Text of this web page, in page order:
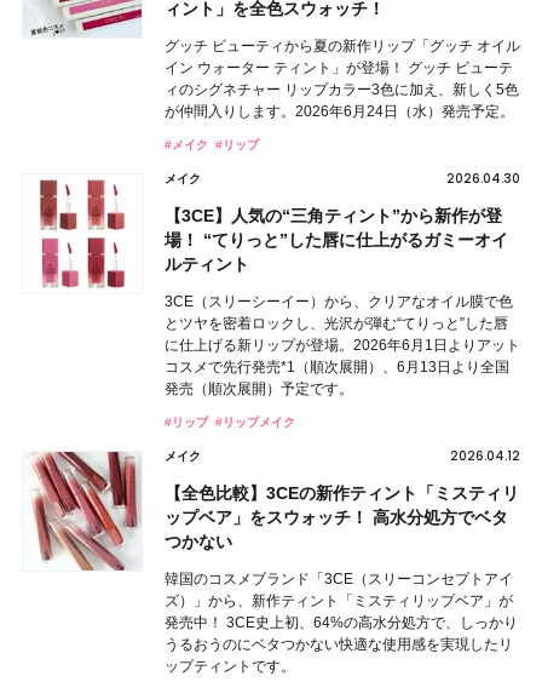
ィント」を全色スウォッチ！
グッチ ビューティから夏の新作リップ「グッチ オイル
イン ウォーター ティント」が登場！ グッチ ビューテ
ィのシグネチャー リップカラー3色に加え、新しく5色
が仲間入りします。2026年6月24日（水）発売予定。
#メイク #リップ
メイク 2026.04.30
【3CE】人気の“三角ティント”から新作が登
場！ “てりっと”した唇に仕上がるガミーオイ
ルティント
3CE（スリーシーイー）から、クリアなオイル膜で色
とツヤを密着ロックし、光沢が弾む“てりっと”した唇
に仕上げる新リップが登場。2026年6月1日よりアット
コスメで先行発売*1（順次展開）、6月13日より全国
発売（順次展開）予定です。
#リップ #リップメイク
メイク 2026.04.12
【全色比較】3CEの新作ティント「ミスティリ
ップベア」をスウォッチ！ 高水分処方でベタ
つかない
韓国のコスメブランド「3CE（スリーコンセプトアイ
ズ）」から、新作ティント「ミスティリップベア」が
発売中！ 3CE史上初、64%の高水分処方で、しっかり
うるおうのにベタつかない快適な使用感を実現したリ
ップティントです。